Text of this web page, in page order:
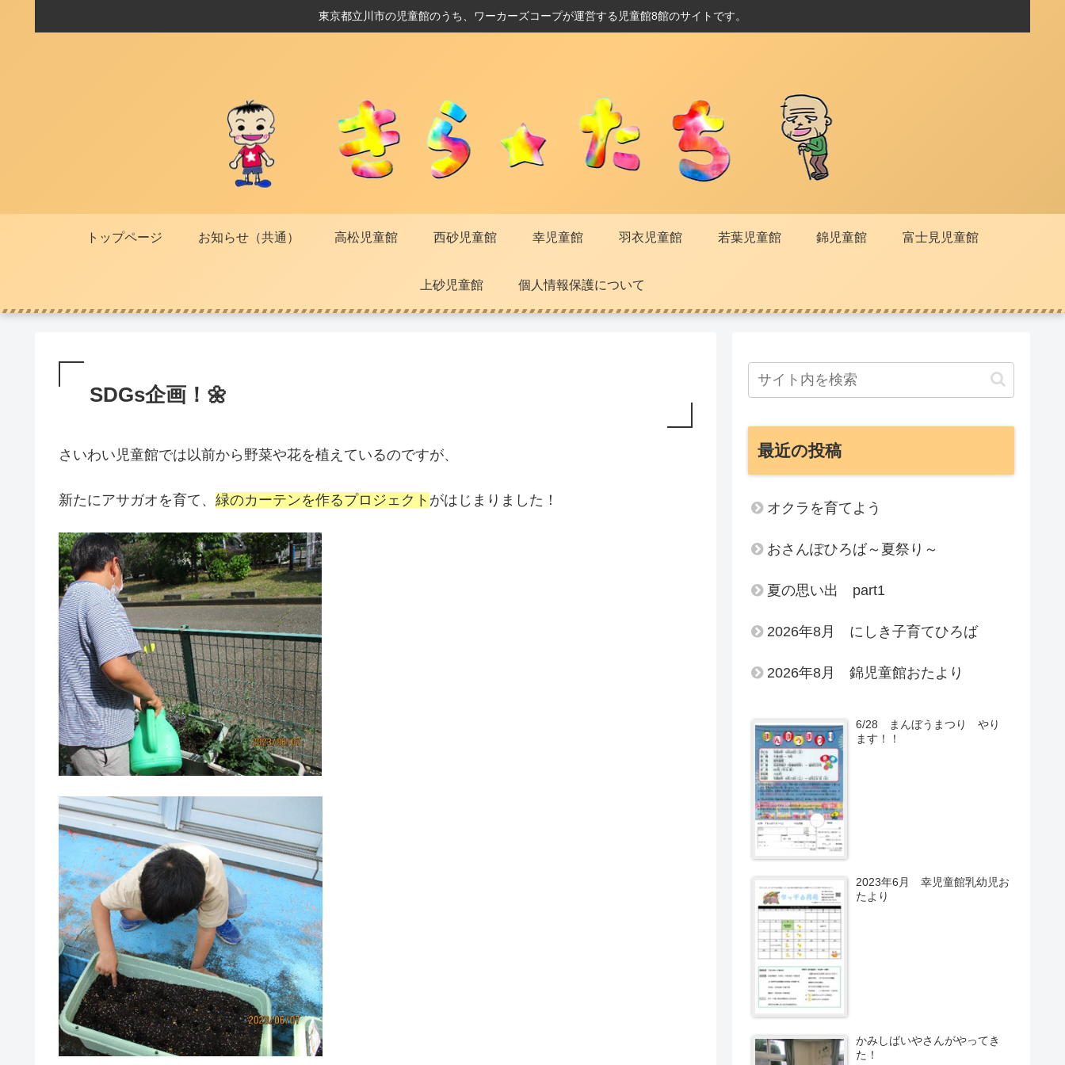
東京都立川市の児童館のうち、ワーカーズコープが運営する児童館8館のサイトです。
トップページ お知らせ（共通） 高松児童館 西砂児童館 幸児童館 羽衣児童館 若葉児童館 錦児童館 富士見児童館
上砂児童館 個人情報保護について
SDGs企画！🌼
さいわい児童館では以前から野菜や花を植えているのですが、
新たにアサガオを育て、 緑のカーテンを作るプロジェクト がはじまりました！
最近の投稿
オクラを育てよう
おさんぽひろば～夏祭り～
夏の思い出 part1
2026年8月 にしき子育てひろば
2026年8月 錦児童館おたより
6/28 まんぼうまつり やり
ます！！
2023年6月 幸児童館乳幼児お
たより
かみしばいやさんがやってき
た！